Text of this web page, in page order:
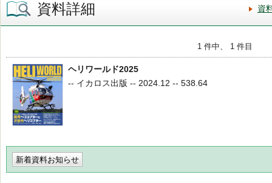
資料詳細 資
1 件中、 1 件目
ヘリワールド2025
-- イカロス出版 -- 2024.12 -- 538.64
新着資料お知らせ